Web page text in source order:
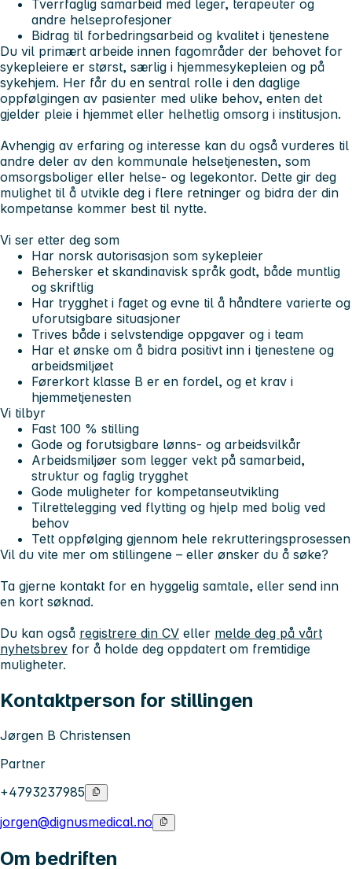
Tverrfaglig samarbeid med leger, terapeuter og
andre helseprofesjoner
Bidrag til forbedringsarbeid og kvalitet i tjenestene
Du vil primært arbeide innen fagområder der behovet for
sykepleiere er størst, særlig i hjemmesykepleien og på
sykehjem. Her får du en sentral rolle i den daglige
oppfølgingen av pasienter med ulike behov, enten det
gjelder pleie i hjemmet eller helhetlig omsorg i institusjon.
Avhengig av erfaring og interesse kan du også vurderes til
andre deler av den kommunale helsetjenesten, som
omsorgsboliger eller helse- og legekontor. Dette gir deg
mulighet til å utvikle deg i flere retninger og bidra der din
kompetanse kommer best til nytte.
Vi ser etter deg som
Har norsk autorisasjon som sykepleier
Behersker et skandinavisk språk godt, både muntlig
og skriftlig
Har trygghet i faget og evne til å håndtere varierte og
uforutsigbare situasjoner
Trives både i selvstendige oppgaver og i team
Har et ønske om å bidra positivt inn i tjenestene og
arbeidsmiljøet
Førerkort klasse B er en fordel, og et krav i
hjemmetjenesten
Vi tilbyr
Fast 100 % stilling
Gode og forutsigbare lønns- og arbeidsvilkår
Arbeidsmiljøer som legger vekt på samarbeid,
struktur og faglig trygghet
Gode muligheter for kompetanseutvikling
Tilrettelegging ved flytting og hjelp med bolig ved
behov
Tett oppfølging gjennom hele rekrutteringsprosessen
Vil du vite mer om stillingene – eller ønsker du å søke?
Ta gjerne kontakt for en hyggelig samtale, eller send inn
en kort søknad.
Du kan også registrere din CV eller melde deg på vårt
nyhetsbrev for å holde deg oppdatert om fremtidige
muligheter.
Kontaktperson for stillingen
Jørgen B Christensen
Partner
+4793237985
jorgen@dignusmedical.no
Om bedriften